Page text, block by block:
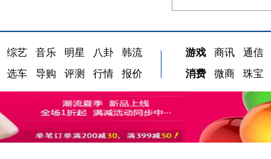
综艺 音乐 明星 八卦
韩流
选车 导购 评测 行情 报价
游戏 商讯 通信
消费
微商 珠宝